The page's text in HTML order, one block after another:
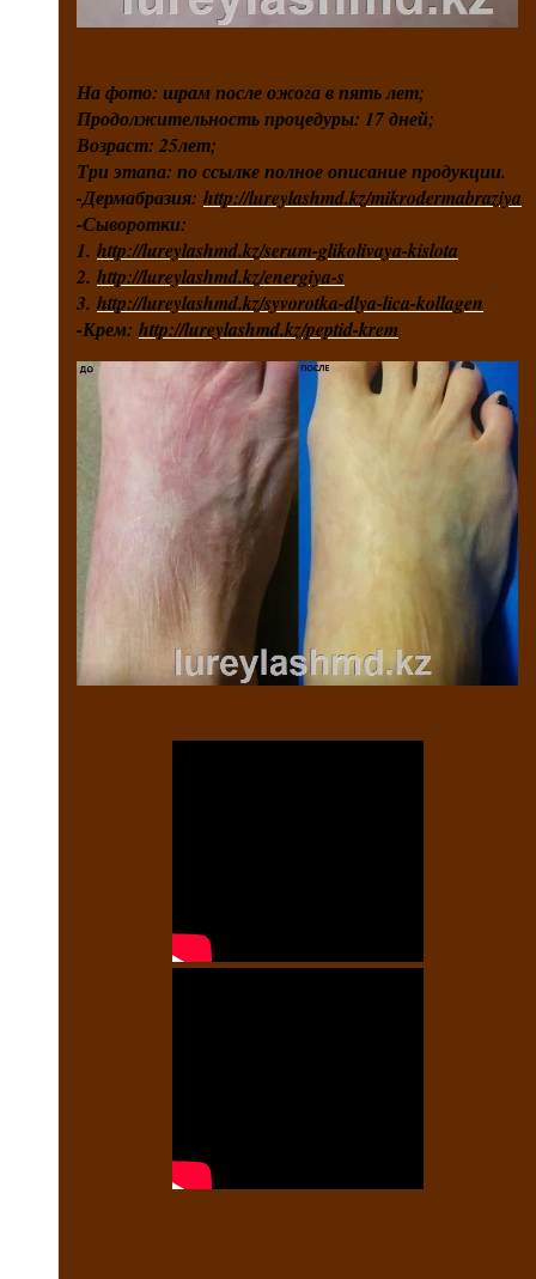
На фото: шрам после ожога в пять лет;
Продолжительность процедуры: 17 дней;
Возраст: 25лет;
Три этапа: по ссылке полное описание продукции.
-Дермабразия: http://lureylashmd.kz/mikrodermabraziya
-Сыворотки:
1. http://lureylashmd.kz/serum-glikolivaya-kislota
2. http://lureylashmd.kz/energiya-s
3. http://lureylashmd.kz/syvorotka-dlya-lica-kollagen
-Крем: http://lureylashmd.kz/peptid-krem